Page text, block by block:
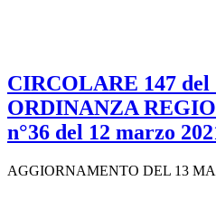
CIRCOLARE 147 del
ORDINANZA
n°36 del 12 marzo
AGGIORNAMENTO DEL 13